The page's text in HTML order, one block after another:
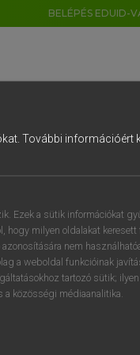
BELÉPÉS EDUID-
További információért
Ezek a sütik információkat
hogy milyen oldalakat keresett
nem
a weboldal funkcióinak
tartozó sütik;
a közösségi médiaanalitika.
7 8 9
z u i
j k l é
n m , .